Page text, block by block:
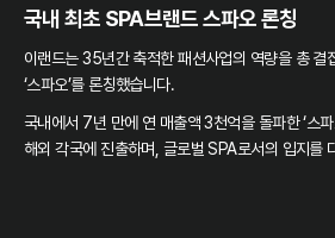
국내 최초 SPA브랜드 스파오 론칭
이랜드는 35년간 축적한 패션사업의 역량을 총 결
‘스파오’를 론칭했습니다.
국내에서 7년 만에 연 매출액 3천억을 돌파한 ‘스
해외 각국에 진출하며, 글로벌 SPA로서의 입지를